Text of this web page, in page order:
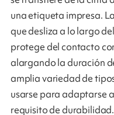
una etiqueta impresa.
que desliza a lo largo
protege del contacto
alargando la duración
amplia variedad de
usarse para adaptarse
requisito de durabilidad.